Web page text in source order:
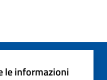
le informazioni